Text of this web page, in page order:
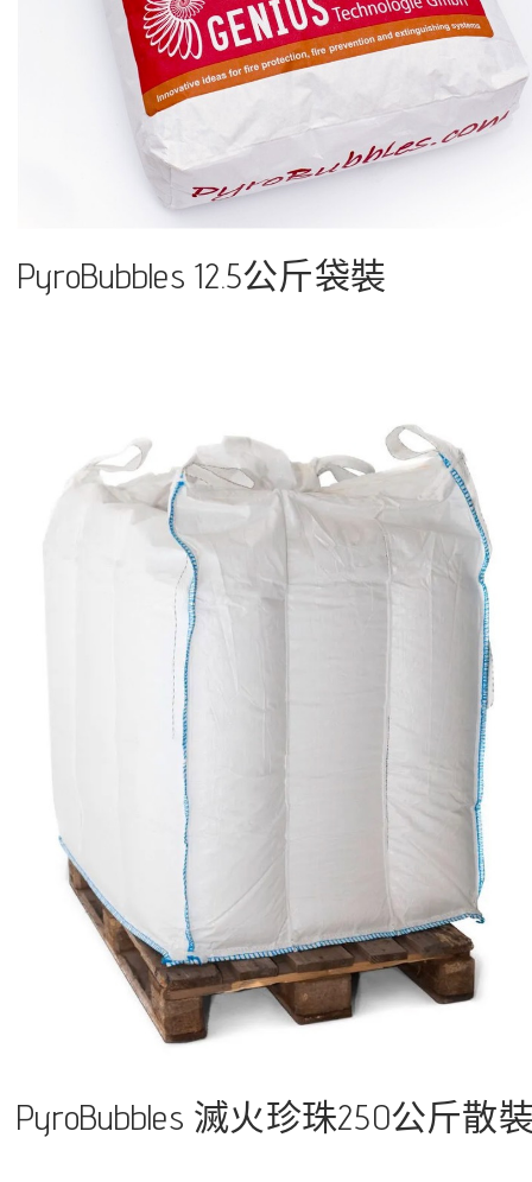
PyroBubbles 12.5公斤袋裝
PyroBubbles 滅火珍珠250公斤散